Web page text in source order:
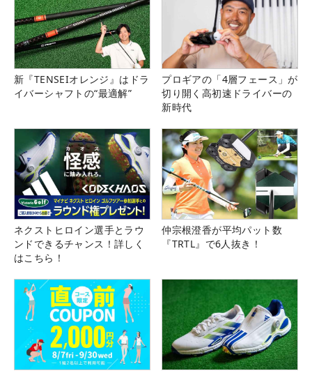
新『TENSEIオレンジ』はドラ
イバーシャフトの“最適解”
プロギアの「4層フェース」が
切り開く高初速ドライバーの
新時代
ネクストヒロイン選手とラウ
ンドできるチャンス！詳しく
はこちら！
仲宗根澄香が平均パット数
『TRTL』で6人抜き！